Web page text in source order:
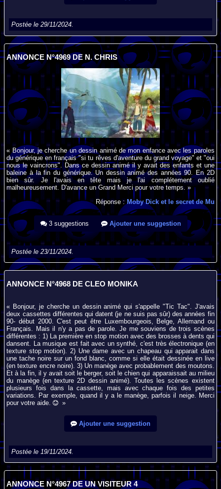
Postée le 29/11/2024.
ANNONCE N°4969 DE N. CHRIS
« Bonjour, je cherche un dessin animé de mon enfance avec les paroles
du générique en français "si tu rêves d'aventure du grand voyage" et "oui
nous le vaincrons". Dans ce dessin animé il y avait des enfants et une
baleine à la fin du générique. Un dessin animé des années 90. En 2D
bien sûr. Je l'avais en tête mais je l'ai complétement oublié
malheureusement. D'avance un Grand Merci pour votre temps. »
Réponse : Moby Dick et le secret de Mu
3 suggestions Ajouter une suggestion
Postée le 23/11/2024.
ANNONCE N°4968 DE CLEO MONIKA
« Bonjour, je cherche un dessin animé qui s'appelle "Tic Tac". J'avais
deux cassettes différentes qui datent (je ne suis pas sûr) des années fin
90- début 2000. C'est peut être Luxembourgeois, Belge, Allemand ou
Français. Mais il n'y a pas de parole. Je me souviens de trois scènes
différentes : 1) La première en stop motion avec des brosses à dents qui
dansent. La musique est fait avec un synthé, c'est très électronique (en
texture stop motion). 2) Une dame avec un chapeau qui apparait dans
une tache noire sur un fond blanc, comme si elle était dessinée en live
(en texture encre noire). 3) Un manège avec probablement des moutons.
Et à la fin, il y avait soit le berger, soit le chien qui apparaissait au milieu
du manège (en texture 2D dessin animé). Toutes les scènes existent
plusieurs fois dans la cassette, mais avec chaque fois des petites
variations. Par exemple, quand il y a le manège, parfois il neige. Merci
pour votre aide.
»
Ajouter une suggestion
Postée le 19/11/2024.
ANNONCE N°4967 DE UN VISITEUR 4